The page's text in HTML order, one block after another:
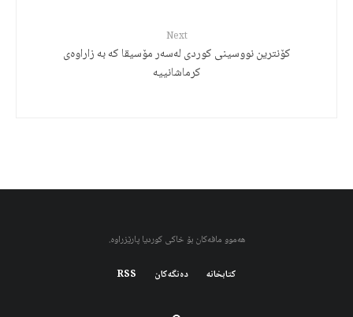
Next
کۆنترین نووسینی کوردی لەسەر مۆسیقا کە بە زاراوەی
کرماشانییە
هەموو مافەکان بۆ خاکی کوردیا پارێزراوە.
کتابخانه دەنگەکان RSS